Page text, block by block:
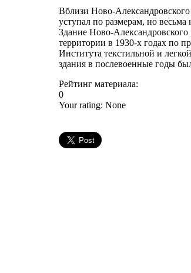
Вблизи Ново-
уступал по размерам, но
Здание Ново-
территории в 1930-х годах по
Института текстильной и
здания в послевоенные годы
Рейтинг материала:
0
Your rating: None